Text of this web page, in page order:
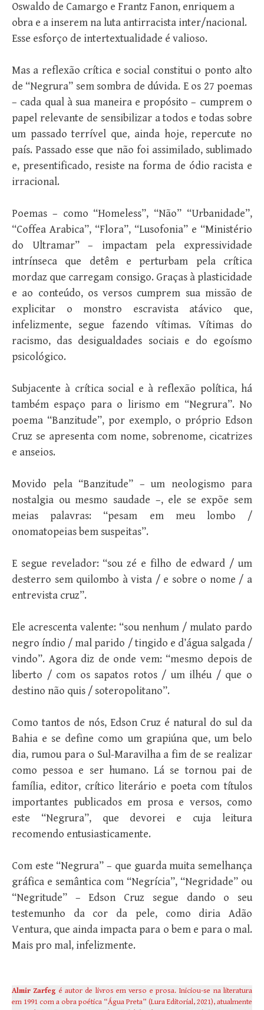
Oswaldo de Camargo e Frantz Fanon, enriquem a
obra e a inserem na luta antirracista inter/nacional.
Esse esforço de intertextualidade é valioso.
Mas a reflexão crítica e social constitui o ponto alto
de “Negrura” sem sombra de dúvida. E os 27 poemas
– cada qual à sua maneira e propósito – cumprem o
papel relevante de sensibilizar a todos e todas sobre
um passado terrível que, ainda hoje, repercute no
país. Passado esse que não foi assimilado, sublimado
e, presentificado, resiste na forma de ódio racista e
irracional.
Poemas – como “Homeless”, “Não” “Urbanidade”,
“Coffea Arabica”, “Flora”, “Lusofonia” e “Ministério
do Ultramar” – impactam pela expressividade
intrínseca que detêm e perturbam pela crítica
mordaz que carregam consigo. Graças à plasticidade
e ao conteúdo, os versos cumprem sua missão de
explicitar o monstro escravista atávico que,
infelizmente, segue fazendo vítimas. Vítimas do
racismo, das desigualdades sociais e do egoísmo
psicológico.
Subjacente à crítica social e à reflexão política, há
também espaço para o lirismo em “Negrura”. No
poema “Banzitude”, por exemplo, o próprio Edson
Cruz se apresenta com nome, sobrenome, cicatrizes
e anseios.
Movido pela “Banzitude” – um neologismo para
nostalgia ou mesmo saudade –, ele se expõe sem
meias palavras: “pesam em meu lombo /
onomatopeias bem suspeitas”.
E segue revelador: “sou zé e filho de edward / um
desterro sem quilombo à vista / e sobre o nome / a
entrevista cruz”.
Ele acrescenta valente: “sou nenhum / mulato pardo
negro índio / mal parido / tingido e d’água salgada /
vindo”. Agora diz de onde vem: “mesmo depois de
liberto / com os sapatos rotos / um ilhéu / que o
destino não quis / soteropolitano”.
Como tantos de nós, Edson Cruz é natural do sul da
Bahia e se define como um grapiúna que, um belo
dia, rumou para o Sul-Maravilha a fim de se realizar
como pessoa e ser humano. Lá se tornou pai de
família, editor, crítico literário e poeta com títulos
importantes publicados em prosa e versos, como
este “Negrura”, que devorei e cuja leitura
recomendo entusiasticamente.
Com este “Negrura” – que guarda muita semelhança
gráfica e semântica com “Negrícia”, “Negridade” ou
“Negritude” – Edson Cruz segue dando o seu
testemunho da cor da pele, como diria Adão
Ventura, que ainda impacta para o bem e para o mal.
Mais pro mal, infelizmente.
Almir Zarfeg é autor de livros em verso e prosa. Iniciou-se na literatura
em 1991 com a obra poética “Água Preta” (Lura Editorial, 2021), atualmente